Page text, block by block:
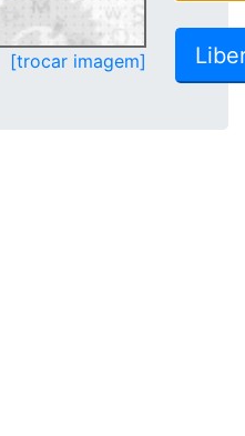
[trocar imagem]